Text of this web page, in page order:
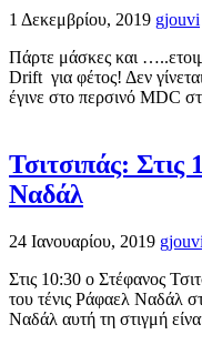
1 Δεκεμβρίου, 2019 gjouvi
Πάρτε μάσκες και
Drift για φέτος! Δεν
έγινε στο περσινό MDC
Τσιτσιπάς:
Ναδάλ
24 Ιανουαρίου, 2019 gjouvi
Στις 10:30 ο Στέφανος
του τένις Ράφαελ Ναδάλ
Ναδάλ αυτή τη στιγμή